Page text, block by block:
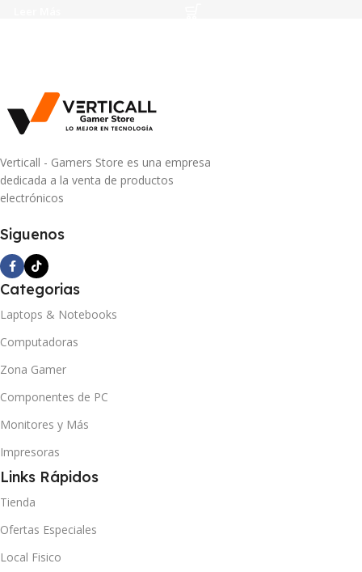
Verticall - Gamers Store es una empresa
dedicada a la venta de productos
electrónicos
Siguenos
Categorias
Laptops & Notebooks
Computadoras
Zona Gamer
Componentes de PC
Monitores y Más
Impresoras
Links Rápidos
Tienda
Ofertas Especiales
Local Fisico